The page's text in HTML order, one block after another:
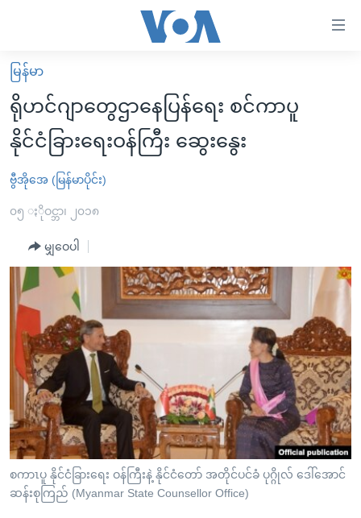
လွယ်ကူ
စေ
သည့်
Link
များ
ပင်မ
ကျော်
ကြည့်
ရန်
ပင်မ
ညွန်း
စာမျက်နှာ
သို့
ကျော်
ကြည့်
ရန်
မူလစာမျက်နှာ
မြန်မာ
ကမ္ဘာ့သတင်းများ
နိုင်ငံတကာ
အစ္စရေး-ပါလက်စတိုင်း
ဗွီဒီယို
အင်္ဂလိပ်စာလေ့လာမယ်
အမေရိကန်သုံးအီဒီယံ
မကြေးမုံရဲ့ အင်္ဂလိပ်စာ
ရုပ်ရှင်ထဲက အင်္ဂလိပ်စာ
သုတပဒေသာ အင်္ဂလိပ်စာ
အပတ်စဉ်ကဏ္ဍများ
ရေဒီယို
တီဗွီ
ရေဒီယိုနှင့်ရုပ်သံ အချက်အလက်များ
ရေဒီယို/တီဗွီအစီအစဉ်
Learning English
ဗွီအိုအေ လူမှုကွန်ယက်များ
မြန်မာ
ရိုဟင်ဂျာတွေဌာနေပြန်ရေး စင်ကာပူ
နိုင်ငံခြားရေးဝန်ကြီး ဆွေးနွေး
ဗွီအိုအေ (မြန်မာပိုင်း)
၀၅ ႏိုဝင္ဘာ၊ ၂၀၁၈
မျှဝေပါ
စကာၤပူ နိုင်ငံခြားရေး ဝန်ကြီးနဲ့ နိုင်ငံတော် အတိုင်ပင်ခံ ပုဂ္ဂိုလ် ဒေါ်အောင်
ဆန်းစုကြည် (Myanmar State Counsellor Office)